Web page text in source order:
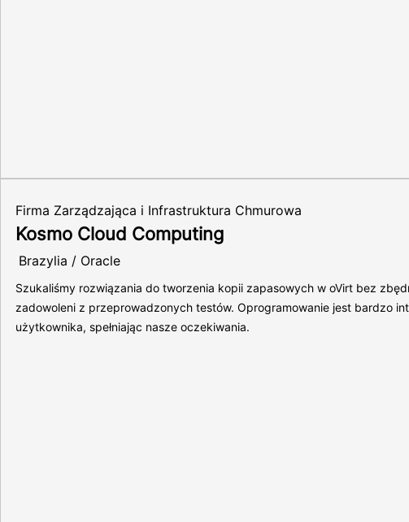
Firma Zarządzająca i Infrastruktura Chmurowa
Kosmo Cloud Computing
Brazylia / Oracle
Szukaliśmy rozwiązania do tworzenia kopii zapasowych w oVirt bez
zadowoleni z przeprowadzonych testów. Oprogramowanie jest bardzo
użytkownika, spełniając nasze oczekiwania.